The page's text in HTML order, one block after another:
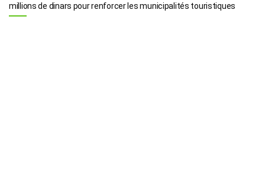
millions de dinars pour renforcer les municipalités touristiques